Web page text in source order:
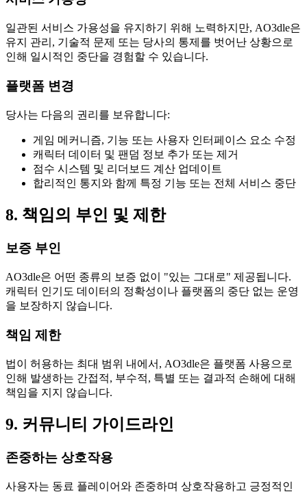
일관된 서비스 가용성을 유지하기 위해 노력하지만, AO3dle은
유지 관리, 기술적 문제 또는 당사의 통제를 벗어난 상황으로
인해 일시적인 중단을 경험할 수 있습니다.
플랫폼 변경
당사는 다음의 권리를 보유합니다:
게임 메커니즘, 기능 또는 사용자 인터페이스 요소 수정
캐릭터 데이터 및 팬덤 정보 추가 또는 제거
점수 시스템 및 리더보드 계산 업데이트
합리적인 통지와 함께 특정 기능 또는 전체 서비스 중단
8. 책임의 부인 및 제한
보증 부인
AO3dle은 어떤 종류의 보증 없이 "있는 그대로" 제공됩니다.
캐릭터 인기도 데이터의 정확성이나 플랫폼의 중단 없는 운영
을 보장하지 않습니다.
책임 제한
법이 허용하는 최대 범위 내에서, AO3dle은 플랫폼 사용으로
인해 발생하는 간접적, 부수적, 특별 또는 결과적 손해에 대해
책임을 지지 않습니다.
9. 커뮤니티 가이드라인
존중하는 상호작용
사용자는 동료 플레이어와 존중하며 상호작용하고 긍정적인